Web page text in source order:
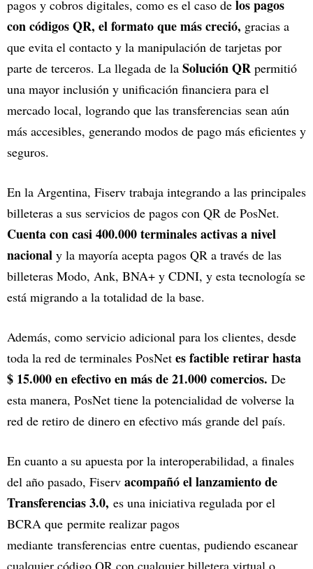
pagos y cobros digitales, como es el caso de los pagos
con códigos QR, el formato que más creció, gracias a
que evita el contacto y la manipulación de tarjetas por
parte de terceros. La llegada de la Solución QR permitió
una mayor inclusión y unificación financiera para el
mercado local, logrando que las transferencias sean aún
más accesibles, generando modos de pago más eficientes y
seguros.
En la Argentina, Fiserv trabaja integrando a las principales
billeteras a sus servicios de pagos con QR de PosNet.
Cuenta con casi 400.000 terminales activas a nivel
nacional y la mayoría acepta pagos QR a través de las
billeteras Modo, Ank, BNA+ y CDNI, y esta tecnología se
está migrando a la totalidad de la base.
Además, como servicio adicional para los clientes, desde
toda la red de terminales PosNet es factible retirar hasta
$ 15.000 en efectivo en más de 21.000 comercios. De
esta manera, PosNet tiene la potencialidad de volverse la
red de retiro de dinero en efectivo más grande del país.
En cuanto a su apuesta por la interoperabilidad, a finales
del año pasado, Fiserv acompañó el lanzamiento de
Transferencias 3.0, es una iniciativa regulada por el
BCRA que permite realizar pagos
mediante transferencias entre cuentas, pudiendo escanear
cualquier código QR con cualquier billetera virtual o